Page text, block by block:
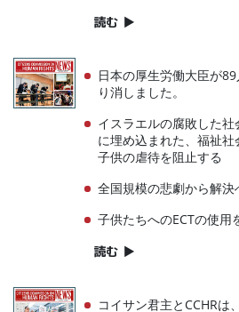
読む ▶
日本の厚生労働大臣が
り消しました。
イスラエルの腐敗した
に埋め込まれた、福祉
子供の虐待を阻止する
全国規模の悲劇から解決
子供たちへのECTの使用
読む ▶
コイサン君主とCCHRは